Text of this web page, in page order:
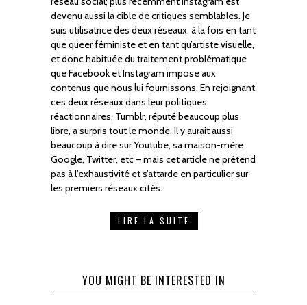
devenu aussi la cible de critiques semblables. Je
suis utilisatrice des deux réseaux, à la fois en tant
que queer féministe et en tant qu’artiste visuelle,
et donc habituée du traitement problématique
que Facebook et Instagram impose aux
contenus que nous lui fournissons. En rejoignant
ces deux réseaux dans leur politiques
réactionnaires, Tumblr, réputé beaucoup plus
libre, a surpris tout le monde. Il y aurait aussi
beaucoup à dire sur Youtube, sa maison-mère
Google, Twitter, etc – mais cet article ne prétend
pas à l’exhaustivité et s’attarde en particulier sur
les premiers réseaux cités.
LIRE LA SUITE
YOU MIGHT BE INTERESTED IN